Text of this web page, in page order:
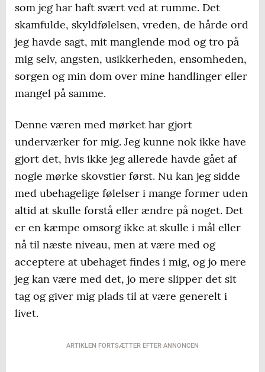
som jeg har haft svært ved at rumme. Det
skamfulde, skyldfølelsen, vreden, de hårde ord
jeg havde sagt, mit manglende mod og tro på
mig selv, angsten, usikkerheden, ensomheden,
sorgen og min dom over mine handlinger eller
mangel på samme.
Denne væren med mørket har gjort
underværker for mig. Jeg kunne nok ikke have
gjort det, hvis ikke jeg allerede havde gået af
nogle mørke skovstier først. Nu kan jeg sidde
med ubehagelige følelser i mange former uden
altid at skulle forstå eller ændre på noget. Det
er en kæmpe omsorg ikke at skulle i mål eller
nå til næste niveau, men at være med og
acceptere at ubehaget findes i mig, og jo mere
jeg kan være med det, jo mere slipper det sit
tag og giver mig plads til at være generelt i
livet.
ARTIKLEN FORTSÆTTER EFTER ANNONCEN